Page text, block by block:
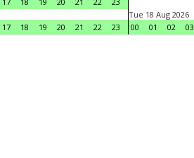
17 18 19 20 21 22 23
Tue 18 Aug 2026
00
01 02 03